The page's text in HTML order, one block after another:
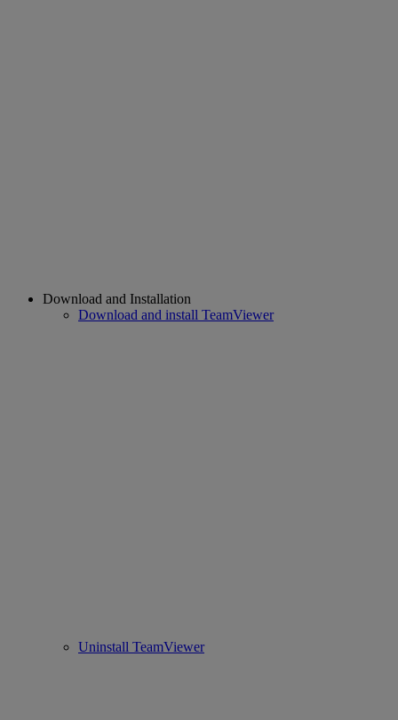
Download and Installation
Download and install TeamViewer
Uninstall TeamViewer